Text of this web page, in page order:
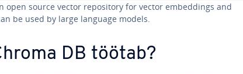
open source vector re­po­si­tory for vector em­bed­dings and
be used by large language models.
DB töötab?